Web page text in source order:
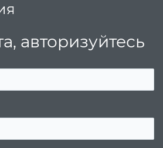
авторизуйтесь